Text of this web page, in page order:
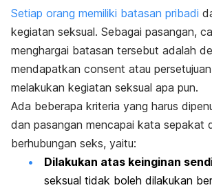
Setiap orang memiliki batasan pribadi
kegiatan seksual. Sebagai pasangan,
menghargai batasan tersebut adalah
mendapatkan consent atau
melakukan kegiatan seksual apa pun.
Ada beberapa kriteria yang harus
dan pasangan mencapai kata sepakat
berhubungan seks, yaitu:
Dilakukan atas keinginan
seksual tidak boleh dilakukan